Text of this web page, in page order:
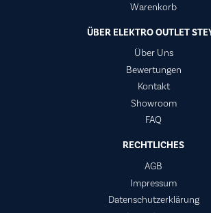
Warenkorb
ÜBER ELEKTRO OUTLET
Über Uns
Bewertungen
Kontakt
Showroom
FAQ
RECHTLICHES
AGB
Impressum
Datenschutzerklärung